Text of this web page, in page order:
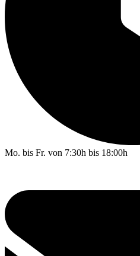
Mo. bis Fr. von 7:30h bis 18:00h